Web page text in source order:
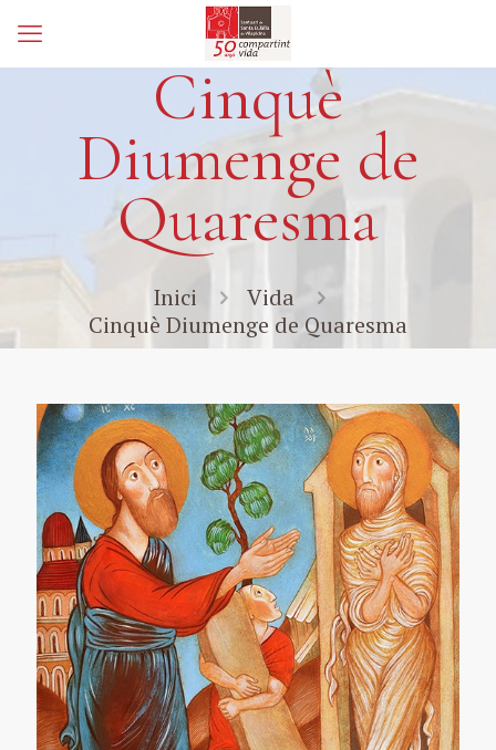
Cinquè
Diumenge de
Quaresma
Inici
Vida
Cinquè Diumenge de Quaresma